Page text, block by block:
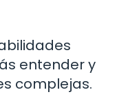
entender y
complejas.